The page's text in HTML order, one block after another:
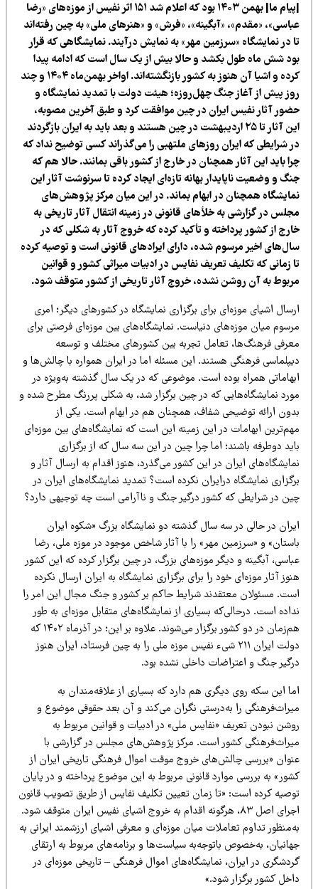
|پیام ما| بهمن ۱۴۰۳ بود که اعلام شد ۱۵۱ اثر نفیس از موزه‌های «رضا
«مقدم»، «آبگینه»، «فرش» و «هنرهای ملی» به چین رفته‌اند
در نمایشگاه «سرزمین مهر» به نمایش درآیند. نمایشگاهی که قرار
شش ماه طول بکشد و حالا بیش از یک سال است که ادامه پیدا
کرده و اشیا آن هنوز به کشور بازنگشته‌اند. اواخر بهمن‌ماه ۱۴۰۴ و چند
پیش از آغاز جنگ چهل‌روزه؛ هیئت دولت با تمدید نمایشگاه و
آثار نفیس ایران در چین موافقت کرد و طبق آخرین مصوبه،
این آثار تا ۲۵ اردیبهشت در چین هستند و بعد باید به ایران بازگردند
شرایطی که ایران روزهای ملتهبی را می‌گذراند کسی توضیح نداد که
باید این آثار همچنان در خارج از کشور باقی بمانند. حالا هم که
و وضعیت ناپایدار بهانه تازه‌ای ایجاد کرده تا سرنوشت آثار این
همچنان در ابهام بماند. در این میان مرکز پژوهش‌های
در گزارشی به خلأهای قانونی در زمینه انتقال آثار تاریخی به
از کشور پرداخته و تأکید کرده که خروج آثار به شکلی که در
اخیر مرسوم شده، دارای ایرادهای قانونی است و توصیه کرده
زمانی که تکلیف تعریف نفایس در ادبیات میراثی کشور و قوانین
به آن روشن نشده، خروج آثار تاریخی از کشور متوقف شود.
اشیای موزه‌ای برای برگزاری نمایشگاه در کشورهای دیگر؛ امری
میان موزه‌های دنیاست. نمایشگاه‌های بین موزه‌ای فرصتی برای
فرهنگ‌ها، تعامل تجربه بین کشورهای مختلف و توسعه
فرهنگی هستند. این مسئله اما در ایران همواره با چالش‌ها و
همراه بوده است. موضوعی که در یک سال گذشته به‌ویژه در
نمایشگاه‌هایی که در چین برگزار شد، به شکلی پررنگ مطرح شده و
ارائه توضیحی شفاف، همچنان هم در ابهام است. یکی از
ابهامات در این زمینه این است که نمایشگاه‌های بین موزه‌ای
دوطرفه باشند؛ اما چرا چین در این سه سال که از برگزاری
ایران در این کشور می‌گذرد، هنوز اقدام به ارسال آثار و
نمایشگاه درایران نکرده است؟ تمدید نمایشگاه‌های ایران در
در شرایطی که کشور درگیر جنگ و ناآرامی است چه توجیهی دارد؟
در حالی در سه سال گذشته دو نمایشگاه بزرگ «شکوه ایران
و «سرزمین مهر» را با آثار شاخص موجود در موزه ملی، رضا
آبگینه و دیگر موزه‌های بزرگ، در چین برگزار کرده که این کشور
آثار موزه‌ای خود را برای برگزاری نمایشگاه به ایران ارسال نکرده
مسئولان معتقدند شرایط حاکم بر کشور و جنگ مجال این امر را
است. درحالی‌که بسیاری از نمایشگاه‌های متقابل موزه‌ای به طور
هم‌زمان در دو کشور برگزار می‌شوند. علاوه بر این؛ در آذرماه ۱۴۰۲ که
دولت ایران ۲۱۱ شیء نفیس موزه ملی را به چین فرستاد، ایران هنوز
جنگ و اعتراضات داخلی نشده بود.
این سکه روی دیگری هم دارد که بسیاری از علاقه‌مندان به
را به‌درستی نگران می‌کند و آن بعد حقوقی موضوع و
نبودن تعریف «نفایس ملی» در ادبیات و قوانین مربوط به
کشور است. مرکز پژوهش‌های مجلس در گزارشی با
«بررسی چالش‌های خروج موقت اموال فرهنگی تاریخی ایران از
به بررسی موارد قانونی مربوط به این موضوع پرداخته و در پایان
کرده است: «تا زمان تعیین تکلیف نفایس از طریق تصویب قانون
اجرای اصل ۸۳، هرگونه اقدام به خروج اشیای نفیس ایران متوقف شود.
تداوم تعاملات میان موزه‌ای و معرفی اشیای ارزشمند ایرانی به
به‌خصوص باتوجه‌به سیاست‌ها و برنامه‌های مربوط به ارتقای
در ایران، نمایشگاه‌های اموال فرهنگی – تاریخی موزه‌ای در
کشور برگزار شود.»